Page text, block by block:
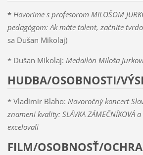
* Hovoríme s profesorom MILOŠOM
pedagógom: Ak máte talent, začnite
sa Dušan Mikolaj)
* Dušan Mikolaj: Medailón Miloša
HUDBA/OSOBNOSTI/
* Vladimír Blaho: Novoročný koncert
znamení kvality: SLÁVKA ZÁMEČNÍKOVÁ a
excelovali
FILM/OSOBNOSŤ/